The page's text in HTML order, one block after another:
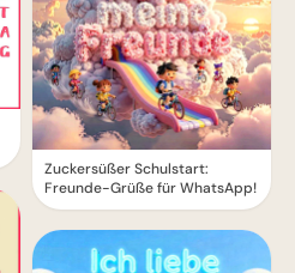
Zuckersüßer Schulstart:
Freunde-Grüße für WhatsApp!